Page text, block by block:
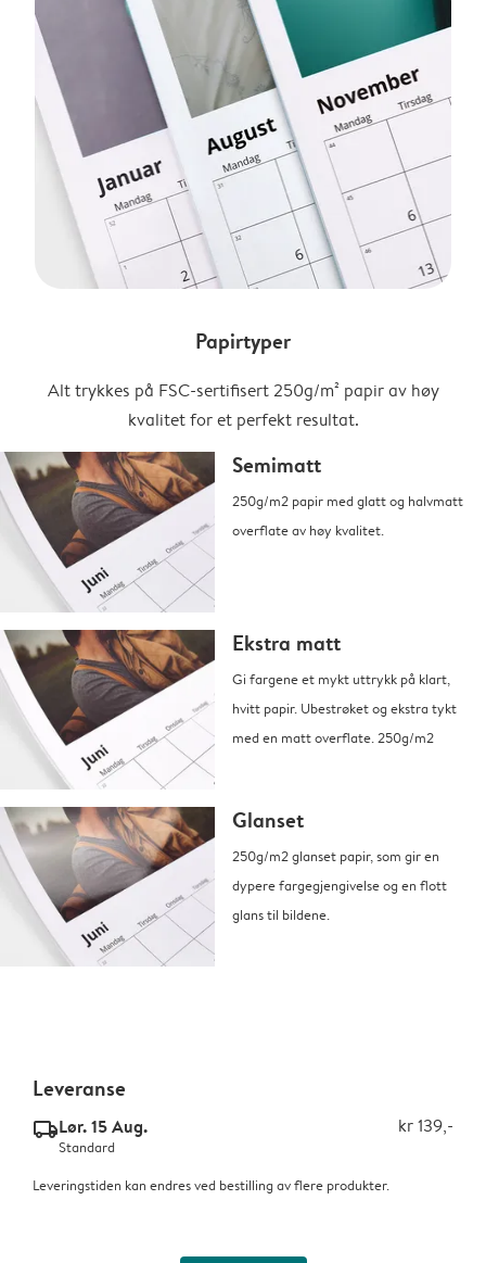
Papirtyper
Alt trykkes på FSC-sertifisert 250g/m² papir av høy
kvalitet for et perfekt resultat.
Semimatt
250g/m2 papir med glatt og halvmatt
overflate av høy kvalitet.
Ekstra matt
Gi fargene et mykt uttrykk på klart,
hvitt papir. Ubestrøket og ekstra tykt
med en matt overflate. 250g/m2
Glanset
250g/m2 glanset papir, som gir en
dypere fargegjengivelse og en flott
glans til bildene.
Leveranse
delivery_standard_v2Lør. 15 Aug. kr 139,-
Standard
Leveringstiden kan endres ved bestilling av flere produkter.